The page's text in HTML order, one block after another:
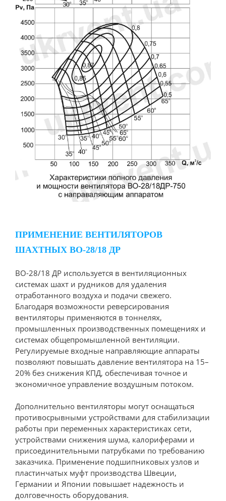
ПРИМЕНЕНИЕ ВЕНТИЛЯТОРОВ
ШАХТНЫХ ВО-28/18 ДР
ВО-28/18 ДР используется в вентиляционных
системах шахт и рудников для удаления
отработанного воздуха и подачи свежего.
Благодаря возможности реверсирования
вентиляторы применяются в тоннелях,
промышленных производственных помещениях и
системах общепромышленной вентиляции.
Регулируемые входные направляющие аппараты
позволяют повышать давление вентилятора на 15–
20% без снижения КПД, обеспечивая точное и
экономичное управление воздушным потоком.
Дополнительно вентиляторы могут оснащаться
противосрывными устройствами для стабилизации
работы при переменных характеристиках сети,
устройствами снижения шума, калориферами и
присоединительными патрубками по требованию
заказчика. Применение подшипниковых узлов и
пластинчатых муфт производства Швеции,
Германии и Японии повышает надежность и
долговечность оборудования.